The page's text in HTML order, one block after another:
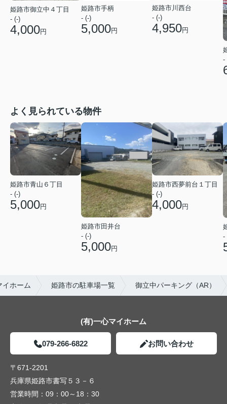
姫路市御立中４丁目
- (-)
4,000円
姫路市手柄
- (-)
5,000円
姫路市川西台
- (-)
4,950円
-
よく見られている物件
姫路市青山６丁目
- (-)
5,000円
姫路市田井台
- (-)
5,000円
姫路市西夢前台１丁目
- (-)
4,000円
-
ホーム 姫路市の駐車場一覧 御立中パーキング（AR）
(有)一心マイホーム
079-266-6822 お問い合わせ
〒671-2201
兵庫県姫路市書写５３－６
営業時間： 09：00～18：30